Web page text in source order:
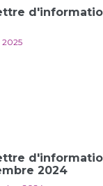
2025
2024